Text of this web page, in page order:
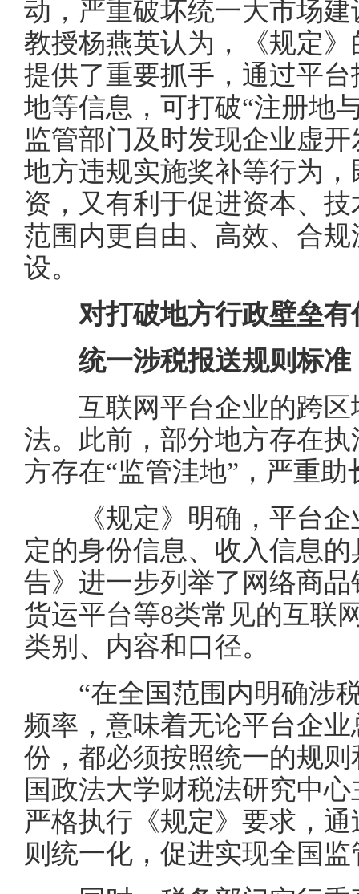
动，严重破坏统一大市场
教授杨燕英认为，《规定
提供了重要抓手，通过平
地等信息，可打破“注册地
监管部门及时发现企业虚
地方违规实施奖补等行为
资，又有利于促进资本、
范围内更自由、高效、合
设。
对打破地方行政壁垒有
统一涉税报送规则标准
互联网平台企业的跨区
法。此前，部分地方存在
方存在“监管洼地”，严重
《规定》明确，平台企
定的身份信息、收入信息
告》进一步列举了网络商
货运平台等8类常见的互联
类别、内容和口径。
“在全国范围内明确涉税
频率，意味着无论平台企
份，都必须按照统一的规
国政法大学财税法研究中
严格执行《规定》要求，
则统一化，促进实现全国